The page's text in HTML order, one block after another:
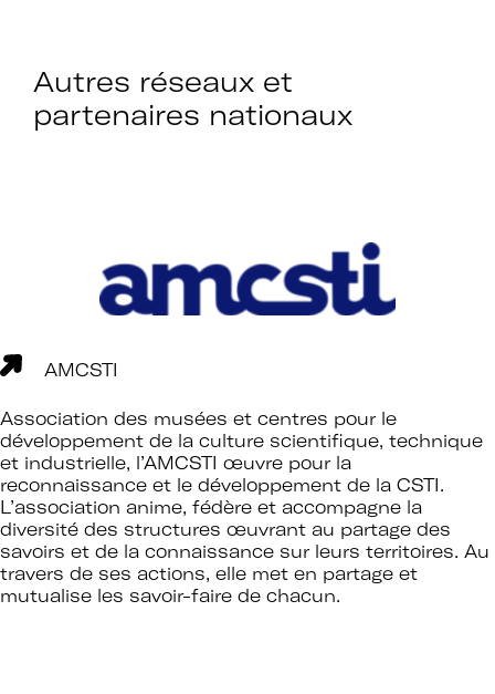
Autres réseaux et
partenaires nationaux
AMCSTI
Association des musées et centres pour le
développement de la culture scientifique, technique
et industrielle, l’AMCSTI œuvre pour la
reconnaissance et le développement de la CSTI.
L’association anime, fédère et accompagne la
diversité des structures œuvrant au partage des
savoirs et de la connaissance sur leurs territoires. Au
travers de ses actions, elle met en partage et
mutualise les savoir-faire de chacun.